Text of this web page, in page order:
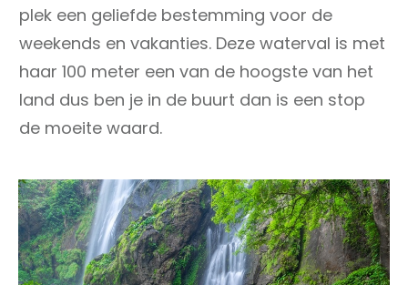
plek een geliefde bestemming voor de
weekends en vakanties. Deze waterval is met
haar 100 meter een van de hoogste van het
land dus ben je in de buurt dan is een stop
de moeite waard.